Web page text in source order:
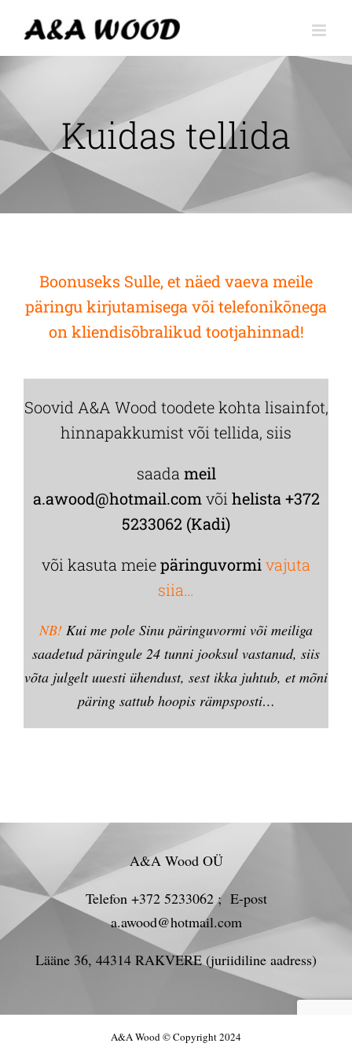
content
Kuidas tellida
Boonuseks Sulle, et näed vaeva meile
päringu kirjutamisega või telefonikõnega
on kliendisõbralikud tootjahinnad!
Soovid A&A Wood toodete kohta lisainfot,
hinnapakkumist või tellida, siis
saada meil
a.awood@hotmail.comvõi helista +372
5233062 (Kadi)
või kasuta meiepäringuvormivajuta
siia…
NB! Kui me pole Sinu päringuvormi või meiliga
saadetud päringule 24 tunni jooksul vastanud, siis
võta julgelt uuesti ühendust, sest ikka juhtub, et mõni
päring sattub hoopis rämpsposti…
A&A Wood OÜ
Telefon +372 5233062 ; E-post
a.awood@hotmail.com
Lääne 36, 44314 RAKVERE (juriidiline aadress)
A&A Wood © Copyright 2024